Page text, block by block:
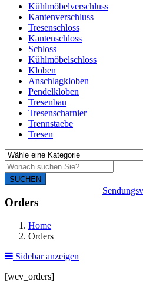
Kühlmöbelverschluss
Kantenverschluss
Tresenschloss
Kantenschloss
Schloss
Kühlmöbelschloss
Kloben
Anschlagkloben
Pendelkloben
Tresenbau
Tresenscharnier
Trennstaebe
Tresen
SUCHEN
Orders
Home
Orders
Sidebar anzeigen
[wcv_orders]